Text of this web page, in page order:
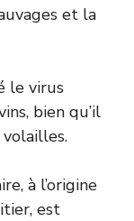
et la
le virus
bien qu’il
à l’origine
est